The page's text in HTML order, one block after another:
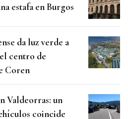
estafa en Burgos
da luz verde a
centro de
Coren
Valdeorras: un
coincide